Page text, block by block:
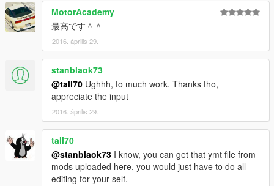
MotorAcademy
最高です＾＾
2016. április 29.
stanblaok73
@tall70 Ughhh, to much work. Thanks tho,
appreciate the input
2016. április 29.
tall70
@stanblaok73 I know, you can get that ymt file from
mods uploaded here, you would just have to do all
editing for your self.